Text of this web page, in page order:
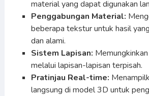
material yang dapat digunakan
Penggabungan Material:
beberapa tekstur untuk hasil
dan alami.
Sistem Lapisan:
melalui lapisan-lapisan terpisah.
Pratinjau Real-time:
langsung di model 3D untuk